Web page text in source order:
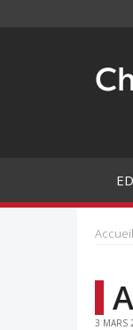
Accueil
3 MARS